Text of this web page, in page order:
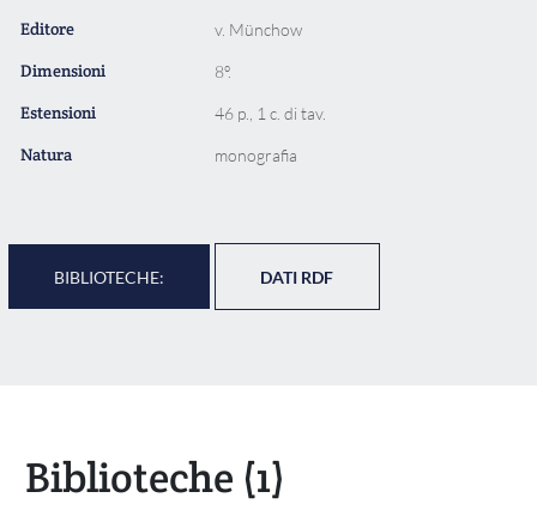
Editore v. Münchow
Dimensioni 8º.
Estensioni 46 p., 1 c. di tav.
Natura monografia
BIBLIOTECHE: DATI RDF
Biblioteche (1)